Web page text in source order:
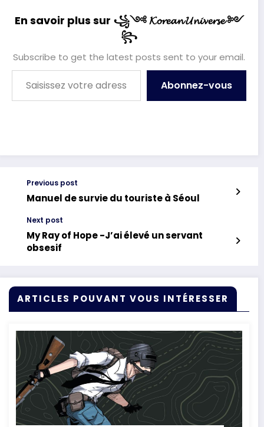
En savoir plus sur ꧁༺ 𝓚𝓸𝓻𝓮𝓪𝓷 𝓤𝓷𝓲𝓿𝓮𝓻𝓼𝓮 ༻
꧂
Subscribe to get the latest posts sent to your email.
Saisissez votre adresse e-mail…
Abonnez-vous
Previous post
Manuel de survie du touriste à Séoul
Next post
My Ray of Hope -J’ai élevé un servant
obsesif
ARTICLES POUVANT VOUS INTÉRESSER